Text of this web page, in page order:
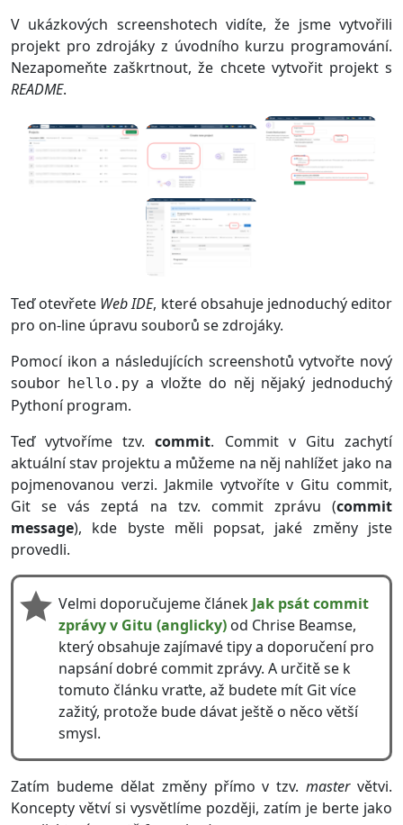
V ukázkových screenshotech vidíte, že jsme vytvořili
projekt pro zdrojáky z úvodního kurzu programování.
Nezapomeňte zaškrtnout, že chcete vytvořit projekt s
README.
Teď otevřete Web IDE, které obsahuje jednoduchý editor
pro on-line úpravu souborů se zdrojáky.
Pomocí ikon a následujících screenshotů vytvořte nový
soubor hello.py a vložte do něj nějaký jednoduchý
Pythoní program.
Teď vytvoříme tzv.commit. Commit v Gitu zachytí
aktuální stav projektu a můžeme na něj nahlížet jako na
pojmenovanou verzi. Jakmile vytvoříte v Gitu commit,
Git se vás zeptá na tzv. commit zprávu (commit
message), kde byste měli popsat, jaké změny jste
provedli.
Velmi doporučujeme článek Jak psát commit
zprávy v Gitu (anglicky) od Chrise Beamse,
který obsahuje zajímavé tipy a doporučení pro
napsání dobré commit zprávy. A určitě se k
tomuto článku vraťte, až budete mít Git více
zažitý, protože bude dávat ještě o něco větší
smysl.
Zatím budeme dělat změny přímo v tzv.mastervětvi.
Koncepty větví si vysvětlíme později, zatím je berte jako